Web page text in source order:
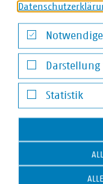
geschieht, wenn es
Positionen:
Ansprechpartner
Notwendige
Darstellung
Darstellung
Statistik
Statistik